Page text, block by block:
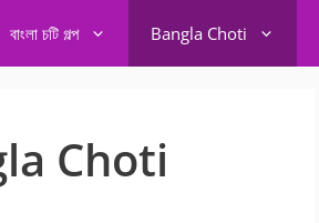
বাংলা চটি গল্প Bangla Choti
Choti